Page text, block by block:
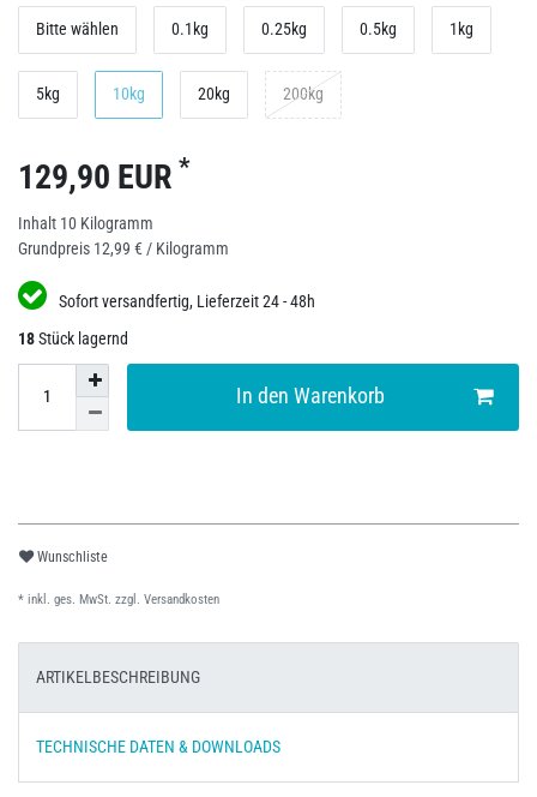
Bitte wählen 0.1kg 0.25kg 0.5kg 1kg
5kg 10kg 20kg 200kg
129,90 EUR *
Inhalt 10 Kilogramm
Grundpreis 12,99 € / Kilogramm
Sofort versandfertig, Lieferzeit 24 - 48h
18Stück lagernd
In den Warenkorb
Wunschliste
* inkl. ges. MwSt. zzgl. Versandkosten
ARTIKELBESCHREIBUNG
TECHNISCHE DATEN & DOWNLOADS